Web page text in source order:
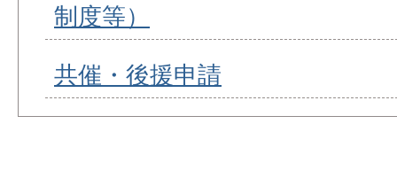
制度等）
共催・後援申請